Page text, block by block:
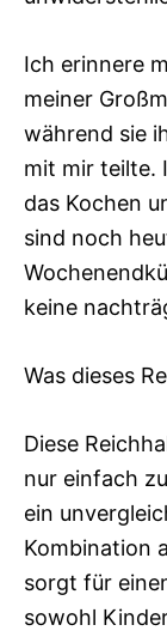
Ich erinnere
meiner
während sie
mit mir teilte.
das Kochen
sind noch
keine
Was dieses
Diese
nur einfach
ein
Kombination
sorgt für
sowohl